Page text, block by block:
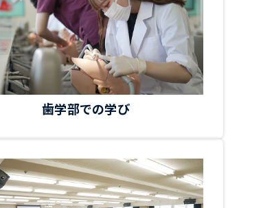
歯学部での学び